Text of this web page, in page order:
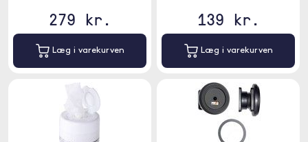
279 kr.
Læg i varekurven
139 kr.
Læg i varekurven